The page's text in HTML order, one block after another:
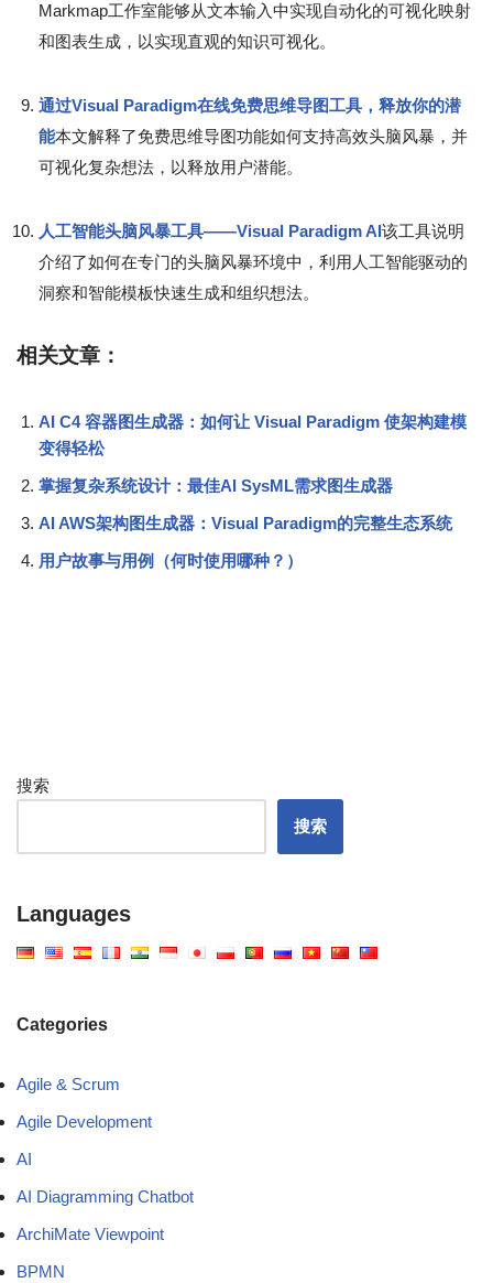
Markmap工作室能够从文本输入中实现自动化的可视化映射
和图表生成，以实现直观的知识可视化。
通过Visual Paradigm在线免费思维导图工具，释放你的潜
能本文解释了免费思维导图功能如何支持高效头脑风暴，并
可视化复杂想法，以释放用户潜能。
人工智能头脑风暴工具——Visual Paradigm AI该工具说明
介绍了如何在专门的头脑风暴环境中，利用人工智能驱动的
洞察和智能模板快速生成和组织想法。
相关文章：
AI C4 容器图生成器：如何让 Visual Paradigm 使架构建模
变得轻松
掌握复杂系统设计：最佳AI SysML需求图生成器
AI AWS架构图生成器：Visual Paradigm的完整生态系统
用户故事与用例（何时使用哪种？）
搜索
搜索
Languages
Categories
Agile & Scrum
Agile Development
AI
AI Diagramming Chatbot
ArchiMate Viewpoint
BPMN